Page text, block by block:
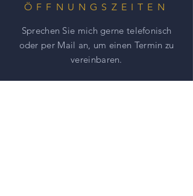
ÖFFNUNGSZEITEN
Sprechen Sie mich gerne telefonisch
oder per Mail an, um einen Termin zu
vereinbaren.